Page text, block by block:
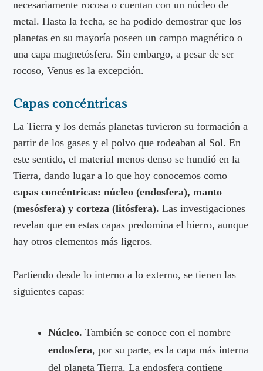
necesariamente rocosa o cuentan con un núcleo de
metal. Hasta la fecha, se ha podido demostrar que los
planetas en su mayoría poseen un campo magnético o
una capa magnetósfera. Sin embargo, a pesar de ser
rocoso, Venus es la excepción.
Capas concéntricas
La Tierra y los demás planetas tuvieron su formación a
partir de los gases y el polvo que rodeaban al Sol. En
este sentido, el material menos denso se hundió en la
Tierra, dando lugar a lo que hoy conocemos como
capas concéntricas: núcleo (endosfera), manto
(mesósfera) y corteza (litósfera). Las investigaciones
revelan que en estas capas predomina el hierro, aunque
hay otros elementos más ligeros.
Partiendo desde lo interno a lo externo, se tienen las
siguientes capas:
Núcleo.También se conoce con el nombre
endosfera, por su parte, es la capa más interna
del planeta Tierra. La endosfera contiene